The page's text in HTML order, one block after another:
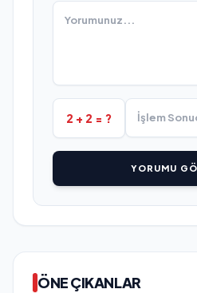
2 + 2 = ?
YORUMU
ÖNE ÇIKANLAR